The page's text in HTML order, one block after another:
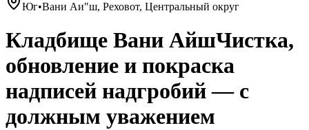
Юг•Вани Аи"ш, Реховот, Центральный округ
Кладбище Вани АйшЧистка,
обновление и покраска
надписей надгробий — с
должным уважением